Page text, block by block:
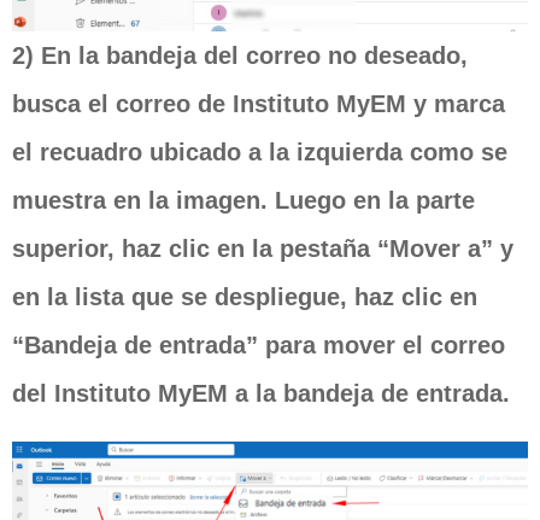
2) En la bandeja del correo no deseado,
busca el correo de Instituto MyEM y marca
el recuadro ubicado a la izquierda como se
muestra en la imagen. Luego en la parte
superior, haz clic en la pestaña “Mover a” y
en la lista que se despliegue, haz clic en
“Bandeja de entrada” para mover el correo
del Instituto MyEM a la bandeja de entrada.